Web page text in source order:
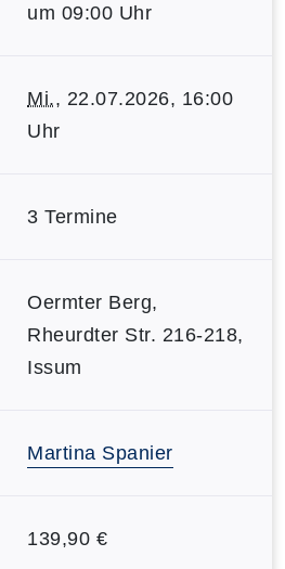
um 09:00 Uhr
Mi., 22.07.2026, 16:00
Uhr
3 Termine
Oermter Berg,
Rheurdter Str. 216-218,
Issum
Martina Spanier
139,90 €